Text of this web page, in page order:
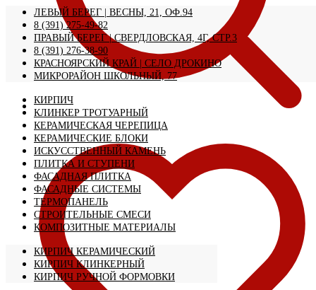
ЛЕВЫЙ БЕРЕГ | ВЕСНЫ, 21, ОФ.94
8 (391) 275-49-82
ПРАВЫЙ БЕРЕГ | СВЕРДЛОВСКАЯ, 4Г, СТР.3
8 (391) 276-38-90
КРАСНОЯРСКИЙ КРАЙ | CЕЛО ДРОКИНО
МИКРОРАЙОН ШКОЛЬНЫЙ, 77
КИРПИЧ
КЛИНКЕР ТРОТУАРНЫЙ
КЕРАМИЧЕСКАЯ ЧЕРЕПИЦА
КЕРАМИЧЕСКИЕ БЛОКИ
ИСКУССТВЕННЫЙ КАМЕНЬ
ПЛИТКА И СТУПЕНИ
ФАСАДНАЯ ПЛИТКА
ФАСАДНЫЕ СИСТЕМЫ
ТЕРМОПАНЕЛЬ
СТРОИТЕЛЬНЫЕ СМЕСИ
КОМПОЗИТНЫЕ МАТЕРИАЛЫ
КИРПИЧ КЕРАМИЧЕСКИЙ
КИРПИЧ КЛИНКЕРНЫЙ
КИРПИЧ РУЧНОЙ ФОРМОВКИ